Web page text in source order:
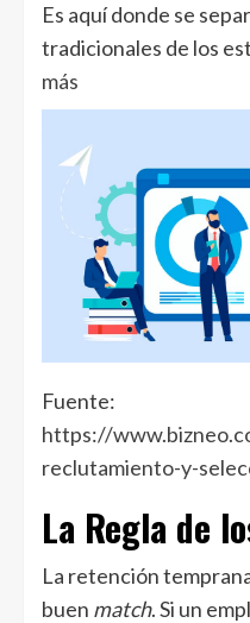
Es aquí donde se
tradicionales de los
más
Fuente:
https://
reclutamiento-y-
La Regla de
La retención
buen match. Si un